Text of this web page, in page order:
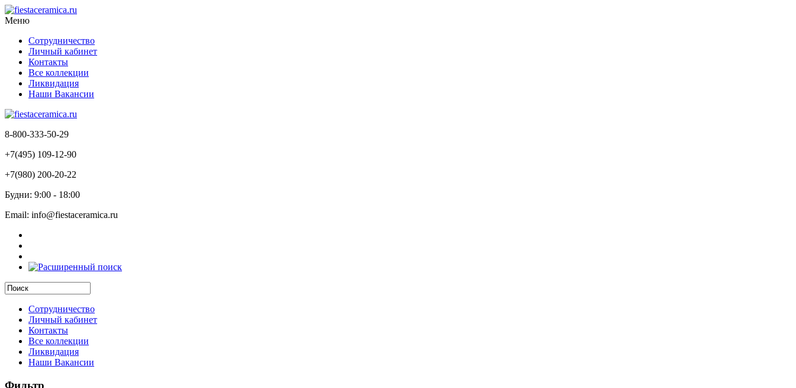
Меню
Сотрудничество
Личный кабинет
Контакты
Все коллекции
Ликвидация
Наши Вакансии
8-800-333-50-29
+7(495) 109-12-90
+7(980) 200-20-22
Будни: 9:00 - 18:00
Email: info@fiestaceramica.ru
Сотрудничество
Личный кабинет
Контакты
Все коллекции
Ликвидация
Наши Вакансии
Фильтр